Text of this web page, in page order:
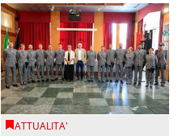
ATTUALITA'